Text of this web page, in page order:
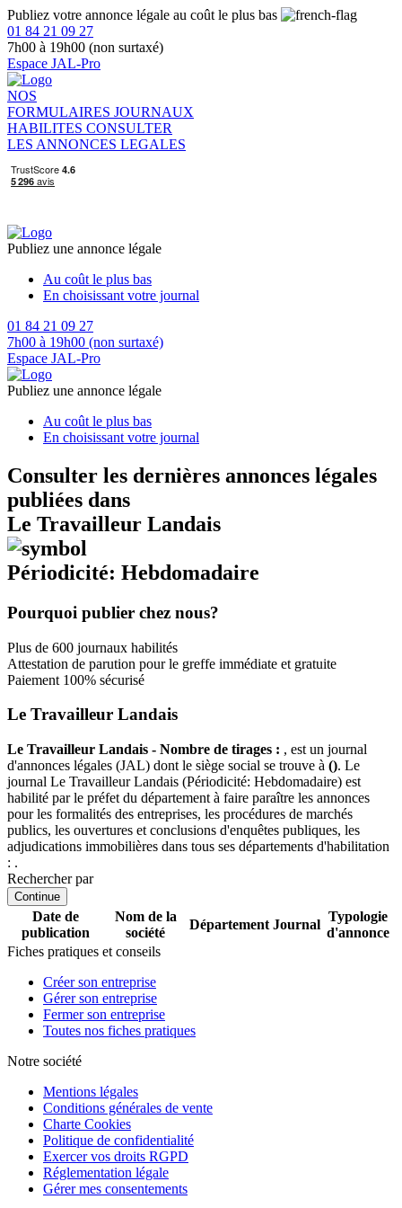
Publiez votre annonce légale au coût le plus bas
01 84 21 09 27
7h00 à 19h00 (non surtaxé)
Espace JAL-Pro
NOS
FORMULAIRES JOURNAUX
HABILITES CONSULTER
LES ANNONCES LEGALES
Publiez une annonce légale
Au coût le plus bas
En choisissant votre journal
01 84 21 09 27
7h00 à 19h00 (non surtaxé)
Espace JAL-Pro
Publiez une annonce légale
Au coût le plus bas
En choisissant votre journal
Consulter les dernières annonces légales
publiées dans
Le Travailleur Landais
Périodicité: Hebdomadaire
Pourquoi publier chez nous?
Plus de 600 journaux habilités
Attestation de parution pour le greffe immédiate et gratuite
Paiement 100% sécurisé
Le Travailleur Landais
Le Travailleur Landais - Nombre de tirages : , est un journal
d'annonces légales (JAL) dont le siège social se trouve à (). Le
journal Le Travailleur Landais (Périodicité: Hebdomadaire) est
habilité par le préfet du département à faire paraître les annonces
pour les formalités des entreprises, les procédures de marchés
publics, les ouvertures et conclusions d'enquêtes publiques, les
adjudications immobilières dans tous ses départements d'habilitation
: .
Rechercher par
Continue
Date de
publication
Nom de la
société
Département Journal
Typologie
d'annonce
Fiches pratiques et conseils
Créer son entreprise
Gérer son entreprise
Fermer son entreprise
Toutes nos fiches pratiques
Notre société
Mentions légales
Conditions générales de vente
Charte Cookies
Politique de confidentialité
Exercer vos droits RGPD
Réglementation légale
Gérer mes consentements